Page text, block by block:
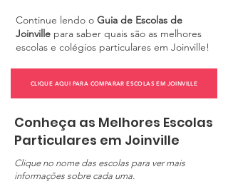
Continue lendo o Guia de Escolas de
Joinville para saber quais são as melhores
escolas e colégios particulares em Joinville!
CLIQUE AQUI PARA COMPARAR ESCOLAS EM JOINVILLE
Conheça as Melhores Escolas
Particulares em Joinville
Clique no nome das escolas para ver mais
informações sobre cada uma.